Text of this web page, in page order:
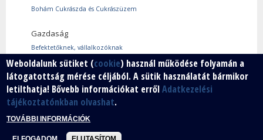
Bohám Cukrászda és Cukrászüzem
Gazdaság
Befektetőknek, vállalkozóknak
Használtcikk piac
Márkáink
Szabad vállalkozói zóna
Vállalkozók
Weboldalunk sütiket (cookie) használ működése folyamán a
látogatottság mérése céljából. A sütik használatát bármikor
letilthatja! Bővebb információkat errőlAdatkezelési
tájékoztatónkban olvashat.
TOVÁBBI INFORMÁCIÓK